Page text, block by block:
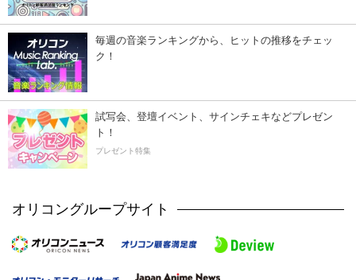
毎週の音楽ランキングから、ヒットの推移をチェッ
ク！
試写会、登壇イベント、サインチェキなどプレゼン
ト！
プレゼント特集
オリコングループサイト